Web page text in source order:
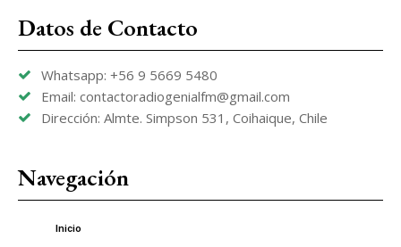
Datos de Contacto
Whatsapp: +56 9 5669 5480
Email: contactoradiogenialfm@gmail.com
Dirección: Almte. Simpson 531, Coihaique, Chile
Navegación
Inicio